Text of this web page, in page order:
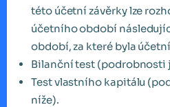
této účetní závěrky lze
účetního období
období, za které byla
Bilanční test (podrobnosti
Test vlastního kapitálu
níže).